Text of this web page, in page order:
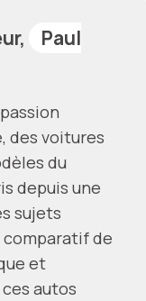
Paul
des voitures
du
depuis une
sujets
de
et
autos